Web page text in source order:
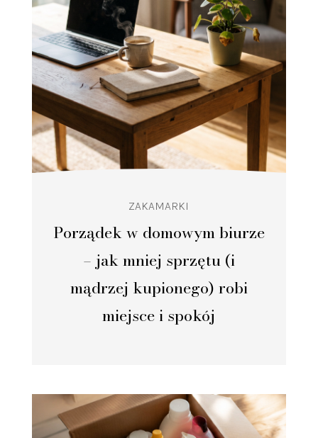
Porządek w domowym biurze
– jak mniej sprzętu (i
mądrzej kupionego) robi
miejsce i spokój
ZAKAMARKI